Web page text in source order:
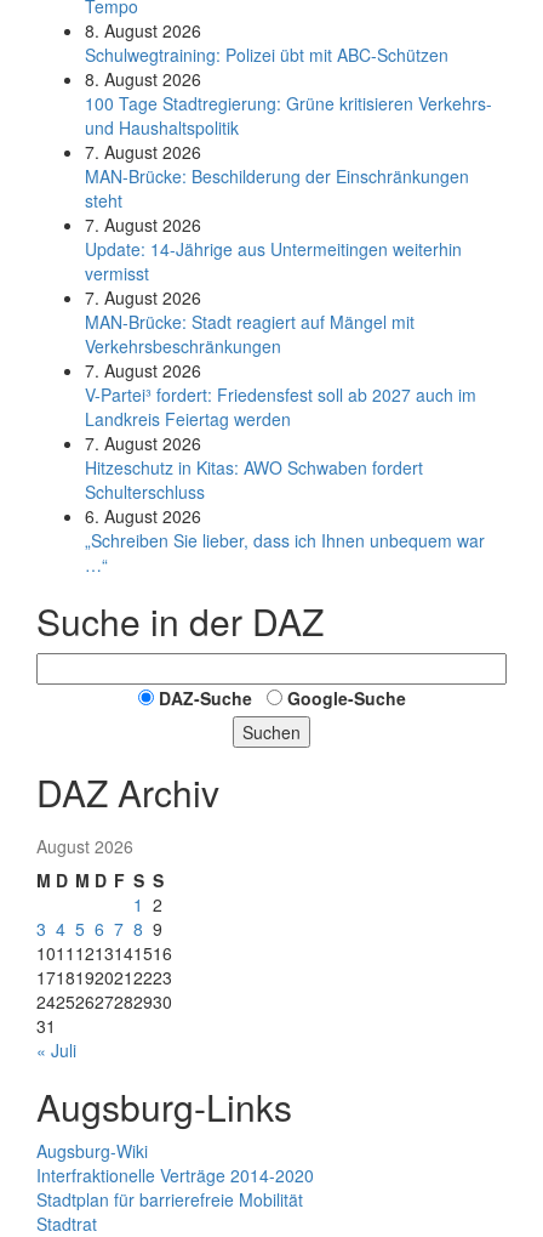
Tempo
8. August 2026
Schul­weg­trai­ning: Poli­zei übt mit ABC-Schüt­zen
8. August 2026
100 Tage Stadtregierung: Grüne kritisieren Verkehrs-
und Haushaltspolitik
7. August 2026
MAN-Brücke: Beschilderung der Einschränkungen
steht
7. August 2026
Update: 14-Jährige aus Untermeitingen weiterhin
vermisst
7. August 2026
MAN-Brücke: Stadt reagiert auf Mängel mit
Verkehrsbeschränkungen
7. August 2026
V-Partei­³ fordert: Friedens­fest soll ab 2027 auch im
Land­kreis Feier­tag werden
7. August 2026
Hitzeschutz in Kitas: AWO Schwaben fordert
Schulterschluss
6. August 2026
„Schreiben Sie lieber, dass ich Ihnen unbequem war
…“
Suche in der DAZ
DAZ-Suche
Google-Suche
Suchen
DAZ Archiv
August 2026
M D M D F S S
1 2
3 4 5 6 7 8 9
1011 1213141516
17181920212223
24252627282930
31
« Juli
Augsburg-Links
Augsburg-Wiki
Interfraktionelle Verträge 2014-2020
Stadtplan für barrierefreie Mobilität
Stadtrat